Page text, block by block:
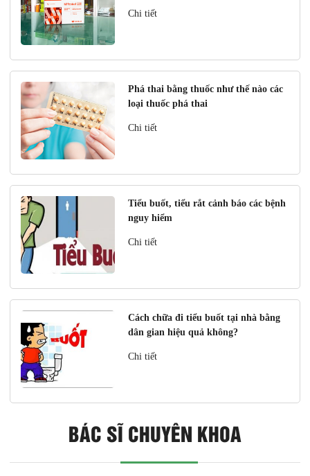
Chi tiết
Phá thai bằng thuốc như thế nào các
loại thuốc phá thai
Chi tiết
Tiểu buốt, tiểu rắt cảnh báo các bệnh
nguy hiểm
Chi tiết
Cách chữa đi tiểu buốt tại nhà bằng
dân gian hiệu quả không?
Chi tiết
BÁC SĨ CHUYÊN KHOA